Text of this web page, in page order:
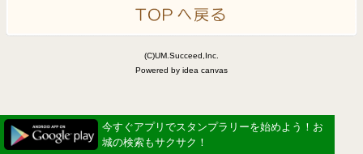
(C)UM.Succeed,Inc.
Powered by idea canvas
今すぐアプリでスタンプラリーを始めよう！お
城の検索もサクサク！